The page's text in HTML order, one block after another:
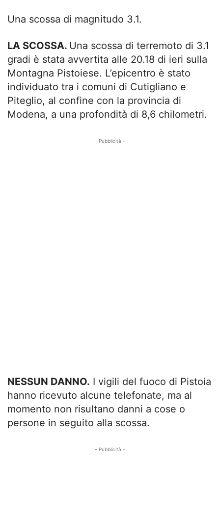
Una scossa di magnitudo 3.1.
LA SCOSSA. Una scossa di terremoto di 3.1
gradi è stata avvertita alle 20.18 di ieri sulla
Montagna Pistoiese. L’epicentro è stato
individuato tra i comuni di Cutigliano e
Piteglio, al confine con la provincia di
Modena, a una profondità di 8,6 chilometri.
- Pubblicità -
NESSUN DANNO. I vigili del fuoco di Pistoia
hanno ricevuto alcune telefonate, ma al
momento non risultano danni a cose o
persone in seguito alla scossa.
- Pubblicità -